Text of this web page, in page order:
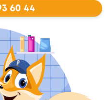
60 44